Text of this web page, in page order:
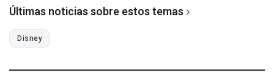
Últimas noticias sobre estos temas
Disney